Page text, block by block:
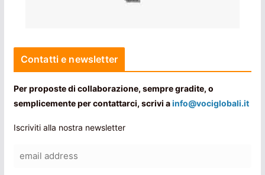
Contatti e newsletter
Per proposte di collaborazione, sempre gradite, o
semplicemente per contattarci, scrivi ainfo@vociglobali.it
Iscriviti alla nostra newsletter